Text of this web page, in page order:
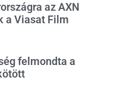
az AXN
a Viasat Film
felmondta a